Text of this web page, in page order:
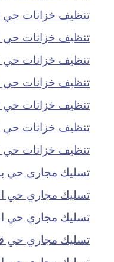
تنظيف خزانات حي
تنظيف خزانات حي
تنظيف خزانات حي
تنظيف خزانات حي
تنظيف خزانات حي
تنظيف خزانات حي
تنظيف خزانات حي
تسليك مجاري حي
تسليك مجاري حي
تسليك مجاري حي
تسليك مجاري حي